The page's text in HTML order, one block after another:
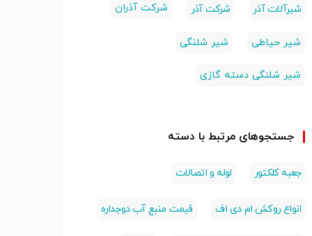
شیرآلات آذر شرکت آذر شرکت آذران
شیر حیاطی شیر شلنگی
شیر شلنگی دسته گازی
جستجوهای مرتبط با دسته
جعبه کلکتور لوله و اتصالات
انواع روکش ام دی اف قیمت منبع آب دوجداره